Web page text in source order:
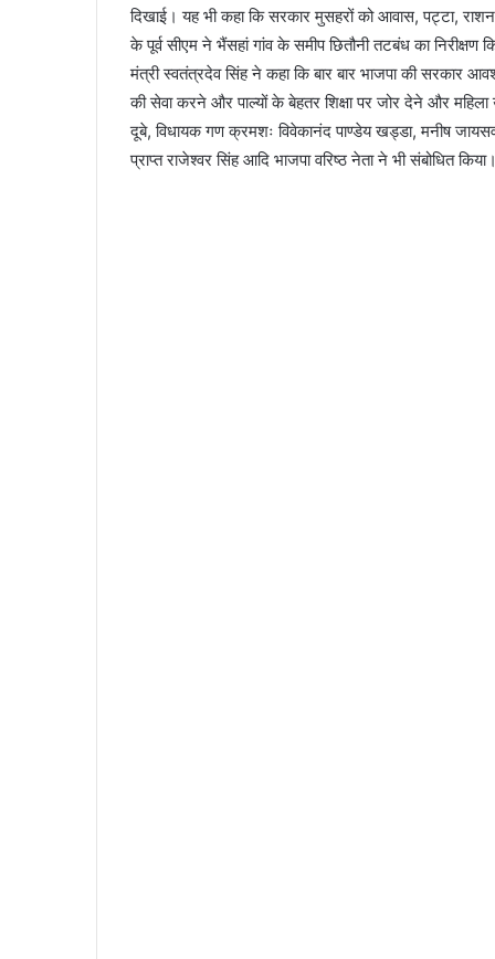
दिखाई। यह भी कहा कि सरकार मुसहरों को आवास, पट्टा,
के पूर्व सीएम ने भैंसहां गांव के समीप छितौनी तटबंध का
मंत्री स्वतंत्रदेव सिंह ने कहा कि बार बार भाजपा की सरकार
की सेवा करने और पाल्यों के बेहतर शिक्षा पर जोर देने और
दूबे, विधायक गण क्रमशः विवेकानंद पाण्डेय खड्डा, मनीष
प्राप्त राजेश्वर सिंह आदि भाजपा वरिष्ठ नेता ने भी संबोधित किया।